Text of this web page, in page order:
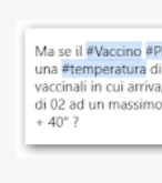
vaccinazione. Non
sconti, incentivi per
discriminazioni per
vaccinato, nessuno
persona cattiva.